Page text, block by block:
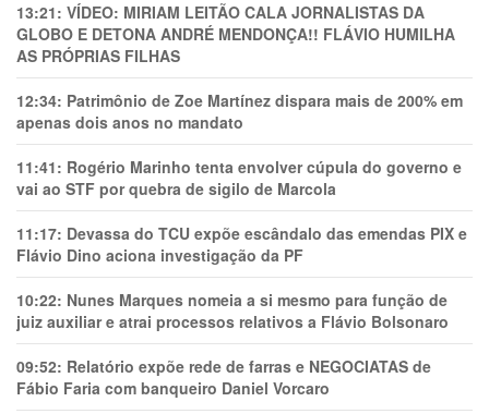
13:21: VÍDEO: MIRIAM LEITÃO CALA JORNALISTAS DA
GLOBO E DETONA ANDRÉ MENDONÇA!! FLÁVIO HUMILHA
AS PRÓPRIAS FILHAS
12:34: Patrimônio de Zoe Martínez dispara mais de 200% em
apenas dois anos no mandato
11:41: Rogério Marinho tenta envolver cúpula do governo e
vai ao STF por quebra de sigilo de Marcola
11:17: Devassa do TCU expõe escândalo das emendas PIX e
Flávio Dino aciona investigação da PF
10:22: Nunes Marques nomeia a si mesmo para função de
juiz auxiliar e atrai processos relativos a Flávio Bolsonaro
09:52: Relatório expõe rede de farras e NEGOCIATAS de
Fábio Faria com banqueiro Daniel Vorcaro